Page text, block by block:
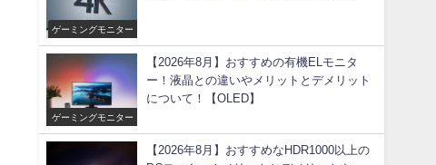
ゲーミングモニター
ゲーミングモニター
【2026年8月】おすすめの有機ELモニタ
ー！液晶との違いやメリットとデメリット
について！【OLED】
【2026年8月】おすすめなHDR1000以上の